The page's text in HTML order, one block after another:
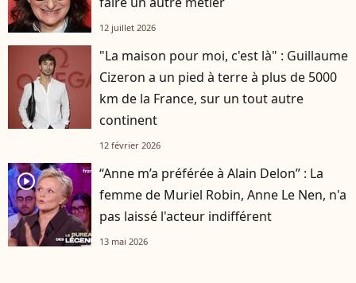
12 juillet 2026
"La maison pour moi, c'est là" : Guillaume
Cizeron a un pied à terre à plus de 5000
km de la France, sur un tout autre
continent
12 février 2026
player2
“Anne m’a préférée à Alain Delon” : La
femme de Muriel Robin, Anne Le Nen, n'a
pas laissé l'acteur indifférent
13 mai 2026